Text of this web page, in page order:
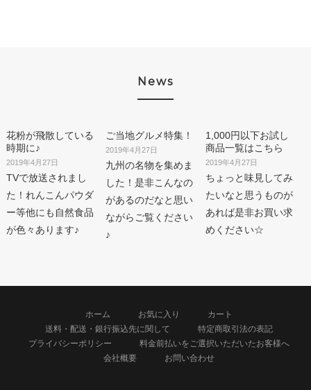
News
花粉が飛散している
時期に♪
2019年4月27日
TVで放送されまし
た！れんこんパウダ
ー等他にも自然食品
が色々あります♪
ご当地グルメ特集！
2019年4月27日
九州の名物を集めま
した！是非こんなの
があるのだなと思い
ながらご覧ください
♪
1,000円以下お試し
商品一覧はこちら
2019年4月27日
ちょっと味見してみ
たいなと思うものが
あれば是非お買い求
めください☆
ホーム お気に入り
カート
送料・配送・銀行振込先に関して
特定商取引法の表記
プライバシーポリシー
料金前払いをご選択いただいたお客様へ
会社概要
お問い合わせ